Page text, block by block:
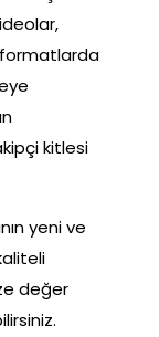
kitlesi
yeni ve
değer